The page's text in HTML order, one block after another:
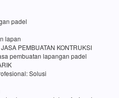
padel
lapan
PEMBUATAN KONTRUKSI
pembuatan lapangan padel
Solusi